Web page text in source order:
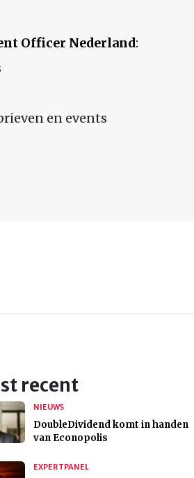
Officer Nederland:
en events
recent
NIEUWS
DoubleDividend komt in handen
van Econopolis
EXPERTPANEL